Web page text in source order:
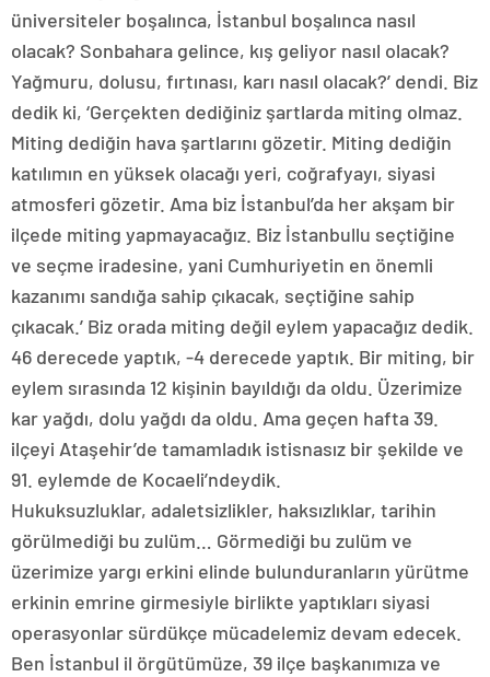
üniversiteler boşalınca, İstanbul boşalınca nasıl
olacak? Sonbahara gelince, kış geliyor nasıl olacak?
Yağmuru, dolusu, fırtınası, karı nasıl olacak?’ dendi. Biz
dedik ki, ‘Gerçekten dediğiniz şartlarda miting olmaz.
Miting dediğin hava şartlarını gözetir. Miting dediğin
katılımın en yüksek olacağı yeri, coğrafyayı, siyasi
atmosferi gözetir. Ama biz İstanbul’da her akşam bir
ilçede miting yapmayacağız. Biz İstanbullu seçtiğine
ve seçme iradesine, yani Cumhuriyetin en önemli
kazanımı sandığa sahip çıkacak, seçtiğine sahip
çıkacak.’ Biz orada miting değil eylem yapacağız dedik.
46 derecede yaptık, -4 derecede yaptık. Bir miting, bir
eylem sırasında 12 kişinin bayıldığı da oldu. Üzerimize
kar yağdı, dolu yağdı da oldu. Ama geçen hafta 39.
ilçeyi Ataşehir’de tamamladık istisnasız bir şekilde ve
91. eylemde de Kocaeli’ndeydik.
Hukuksuzluklar, adaletsizlikler, haksızlıklar, tarihin
görülmediği bu zulüm… Görmediği bu zulüm ve
üzerimize yargı erkini elinde bulunduranların yürütme
erkinin emrine girmesiyle birlikte yaptıkları siyasi
operasyonlar sürdükçe mücadelemiz devam edecek.
Ben İstanbul il örgütümüze, 39 ilçe başkanımıza ve